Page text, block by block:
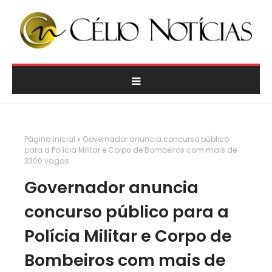
Página inicial
Governador anuncia concurso público
para a Polícia Militar e Corpo de Bombeiros com mais de
3300 vagas
Governador anuncia
concurso público para a
Polícia Militar e Corpo de
Bombeiros com mais de